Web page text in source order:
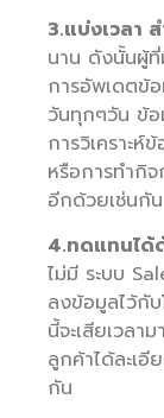
3.แบ่งเวลา
นาน ดังนั้นผู้ที่
การอัพเดตข้
วันทุกๆวัน ข้อ
การวิเคราะ
หรือการทำกิ
อีกด้วยเช่นกัน
4.ทดแทนได้
ไม่มี ระบบ
ลงข้อมูลไว้กั
นี้จะเสียเวล
ลูกค้าได้ละเ
กัน